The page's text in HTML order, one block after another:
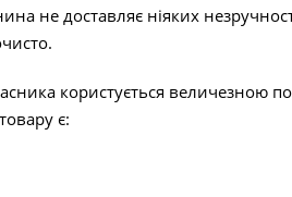
не доставляє ніяких
користується величезною
є: